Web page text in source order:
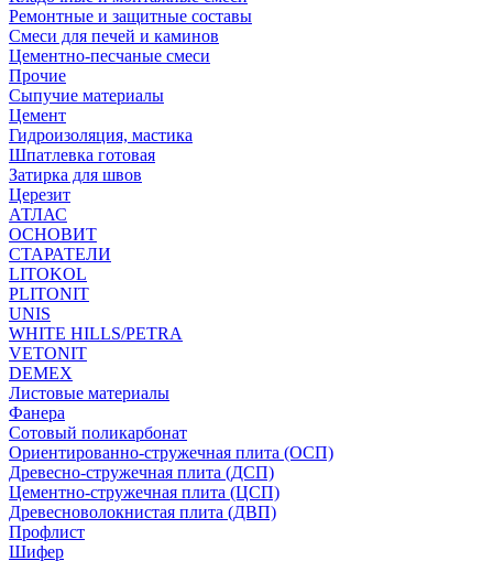
Ремонтные и защитные составы
Смеси для печей и каминов
Цементно-песчаные смеси
Прочие
Сыпучие материалы
Цемент
Гидроизоляция, мастика
Шпатлевка готовая
Затирка для швов
Церезит
АТЛАС
ОСНОВИТ
СТАРАТЕЛИ
LITOKOL
PLITONIT
UNIS
WHITE HILLS/PETRA
VETONIT
DEMEX
Листовые материалы
Фанера
Сотовый поликарбонат
Ориентированно-стружечная плита (ОСП)
Древесно-стружечная плита (ДСП)
Цементно-стружечная плита (ЦСП)
Древесноволокнистая плита (ДВП)
Профлист
Шифер